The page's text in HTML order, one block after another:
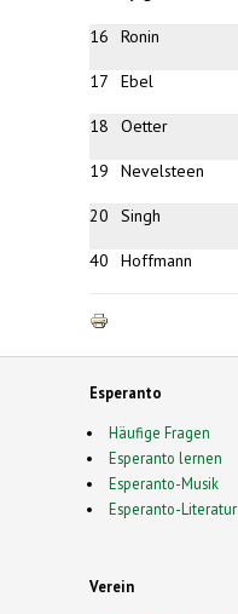
16 Ronin
17 Ebel
18 Oetter
19 Nevelsteen
20 Singh
40 Hoffmann
Esperanto
Häufige Fragen
Esperanto lernen
Esperanto-Musik
Esperanto-Literatur
Verein